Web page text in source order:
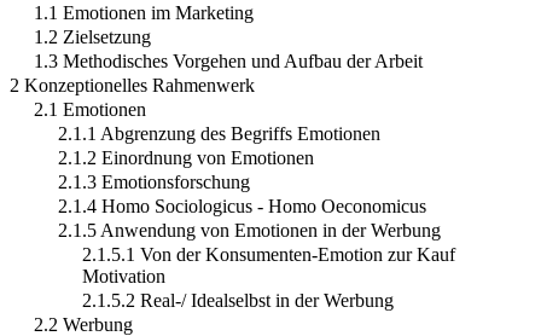
1.1 Emotionen im Marketing
1.2 Zielsetzung
1.3 Methodisches Vorgehen und Aufbau der Arbeit
2 Konzeptionelles Rahmenwerk
2.1 Emotionen
2.1.1 Abgrenzung des Begriffs Emotionen
2.1.2 Einordnung von Emotionen
2.1.3 Emotionsforschung
2.1.4 Homo Sociologicus - Homo Oeconomicus
2.1.5 Anwendung von Emotionen in der Werbung
2.1.5.1 Von der Konsumenten-Emotion zur Kauf
Motivation
2.1.5.2 Real-/ Idealselbst in der Werbung
2.2 Werbung